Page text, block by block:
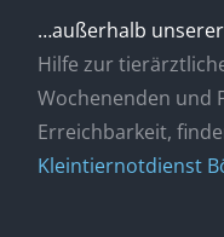
…außerhalb
Hilfe zur
Wochenenden und
Erreichbarkeit,
Kleintiernotdienst